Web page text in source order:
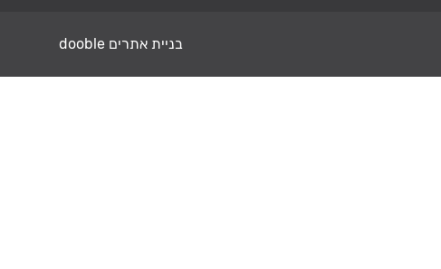
בניית אתרים dooble